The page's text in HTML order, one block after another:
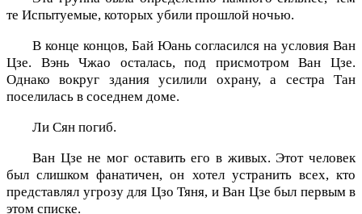
те Испытуемые, которых убили прошлой ночью.
В конце концов, Бай Юань согласился на условия Ван
Цзе. Вэнь Чжао осталась, под присмотром Ван Цзе.
Однако вокруг здания усилили охрану, а сестра Тан
поселилась в соседнем доме.
Ли Сян погиб.
Ван Цзе не мог оставить его в живых. Этот человек
был слишком фанатичен, он хотел устранить всех, кто
представлял угрозу для Цзо Тяня, и Ван Цзе был первым в
этом списке.